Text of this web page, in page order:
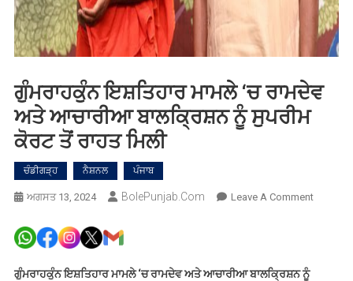
ਗੁੰਮਰਾਹਕੁੰਨ ਇਸ਼ਤਿਹਾਰ ਮਾਮਲੇ ‘ਚ ਰਾਮਦੇਵ
ਅਤੇ ਆਚਾਰੀਆ ਬਾਲਕ੍ਰਿਸ਼ਨ ਨੂੰ ਸੁਪਰੀਮ
ਕੋਰਟ ਤੋਂ ਰਾਹਤ ਮਿਲੀ
ਚੰਡੀਗੜ੍ਹ ਨੈਸ਼ਨਲ ਪੰਜਾਬ
ਅਗਸਤ 13, 2024 BolePunjab.com Leave A CommentOn
ਗੁੰਮਰਾਹਕੁੰਨ ਇਸ਼ਤਿਹਾਰ ਮਾਮਲੇ ‘ਚ ਰਾਮਦੇਵ ਅਤੇ ਆਚਾਰੀਆ ਬਾਲਕ੍ਰਿਸ਼ਨ ਨੂੰ